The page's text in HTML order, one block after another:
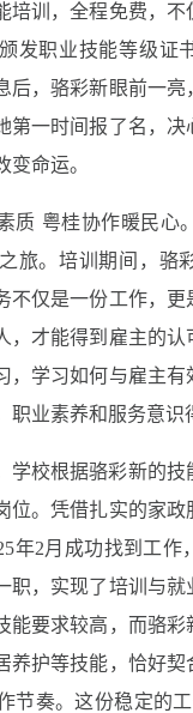
培训，全程免费，不
发职业技能等级证
后，骆彩新眼前一亮
第一时间报了名，决
变命运。
质 粤桂协作暖民心
旅。培训期间，骆
不仅是一份工作，更
，才能得到雇主的认
，学习如何与雇主有
职业素养和服务意识
学校根据骆彩新的技
位。凭借扎实的家政
年2月成功找到工作
职，实现了培训与就
能要求较高，而骆彩
养护等技能，恰好契
节奏。这份稳定的